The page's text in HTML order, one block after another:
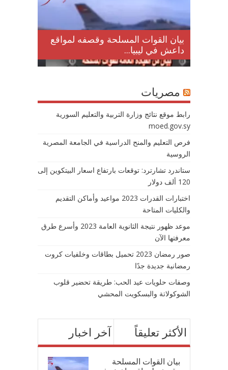
بيان القوات المسلحة وقصفه لمواقع
داعش في ليبيا...
مصريات
رابط موقع نتائج وزارة التربية والتعليم السورية
moed.gov.sy
فرص التعليم والمنح الدراسية في الجامعة المصرية
الروسية
ستاندرد تشارترد: توقعات بارتفاع اسعار البيتكوين إلى
120 ألف دولار
اختبارات القدرات 2023 مواعيد وأماكن التقديم
والكليات المتاحة
موعد ظهور نتيجة الثانوية العامة 2023 وأسرع طرق
معرفتها الآن
صور رمضان 2023 تحميل بطاقات وخلفيات كروت
رمضانية جديدة جدًا
وصفات حلويات عيد الحب: طريقة تحضير قلوب
الشوكولاتة والبسكويت المحشي
آخر اخبار الأكثر تعليقاً
بيان القوات المسلحة